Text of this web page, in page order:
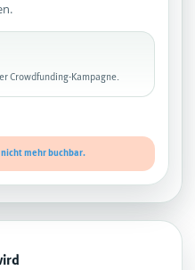
Crowdfunding-Kampagne.
mehr buchbar.